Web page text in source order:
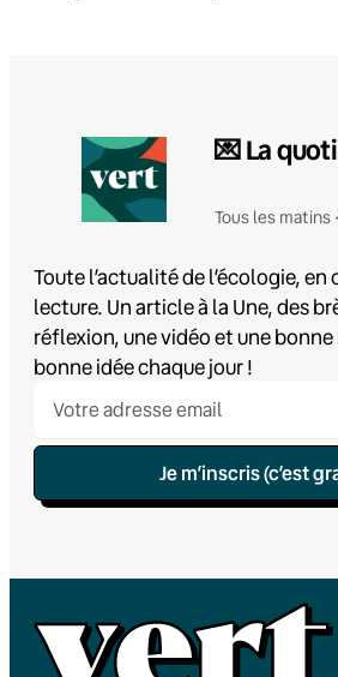
💌 La
Tous les matins •
Toute l’actualité de l’écologie,
lecture. Un article à la Une, des
réflexion, une vidéo et une
bonne idée chaque jour !
Je m’inscris (c’est